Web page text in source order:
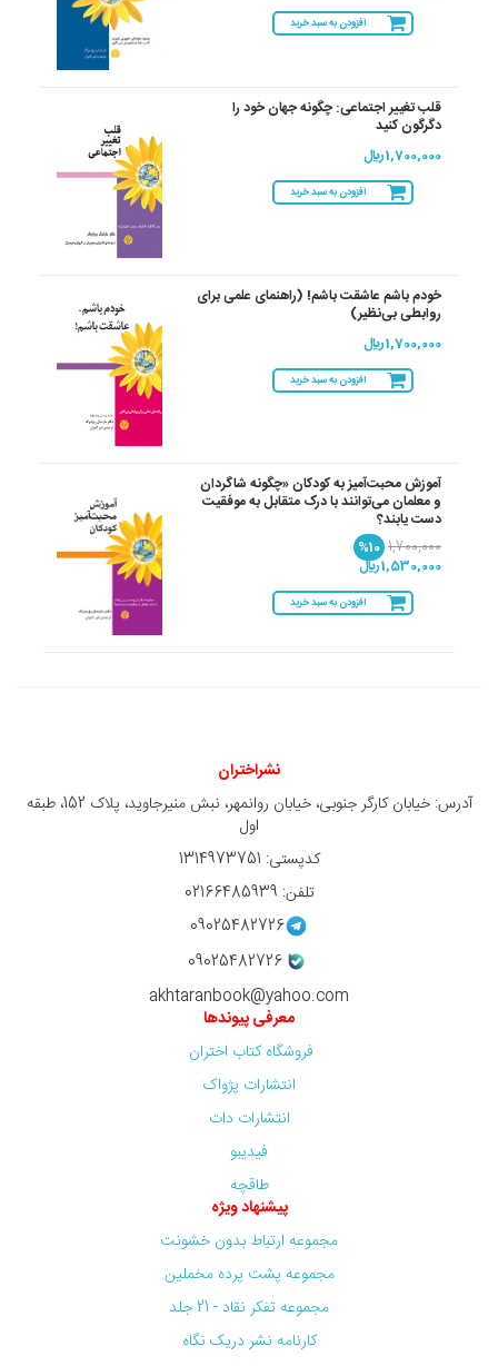
افزودن به سبد خرید
قلب تغییر اجتماعی: چگونه جهان خود را
دگرگون کنید
1,700,000 ريال
افزودن به سبد خرید
خودم باشم عاشقت باشم! (راهنمای علمی برای
روابطی بی‌نظیر)
1,700,000 ريال
افزودن به سبد خرید
آموزش محبت‌آمیز به کودکان «چگونه شاگردان
و معلمان می‌توانند با درک متقابل به موفقیت
دست یابند؟
1,700,000
%10
1,530,000 ريال
افزودن به سبد خرید
نشراختران
آدرس: خیابان کارگر جنوبی، خیابان روانمهر، نبش منیرجاوید، پلاک 152، طبقه
اول
کدپستی: 1314973751
تلفن: 02166485939
09025482726
09025482726
akhtaranbook@yahoo.com
معرفی پیوندها
فروشگاه کتاب اختران
انتشارات پژواک
انتشارات دات
فیدیبو
طاقچه
پیشنهاد ویژه
مجموعه ارتباط بدون خشونت
مجموعه پشت پرده مخملین
مجموعه تفکر نقاد - 21 جلد
کارنامه نشر دریک نگاه